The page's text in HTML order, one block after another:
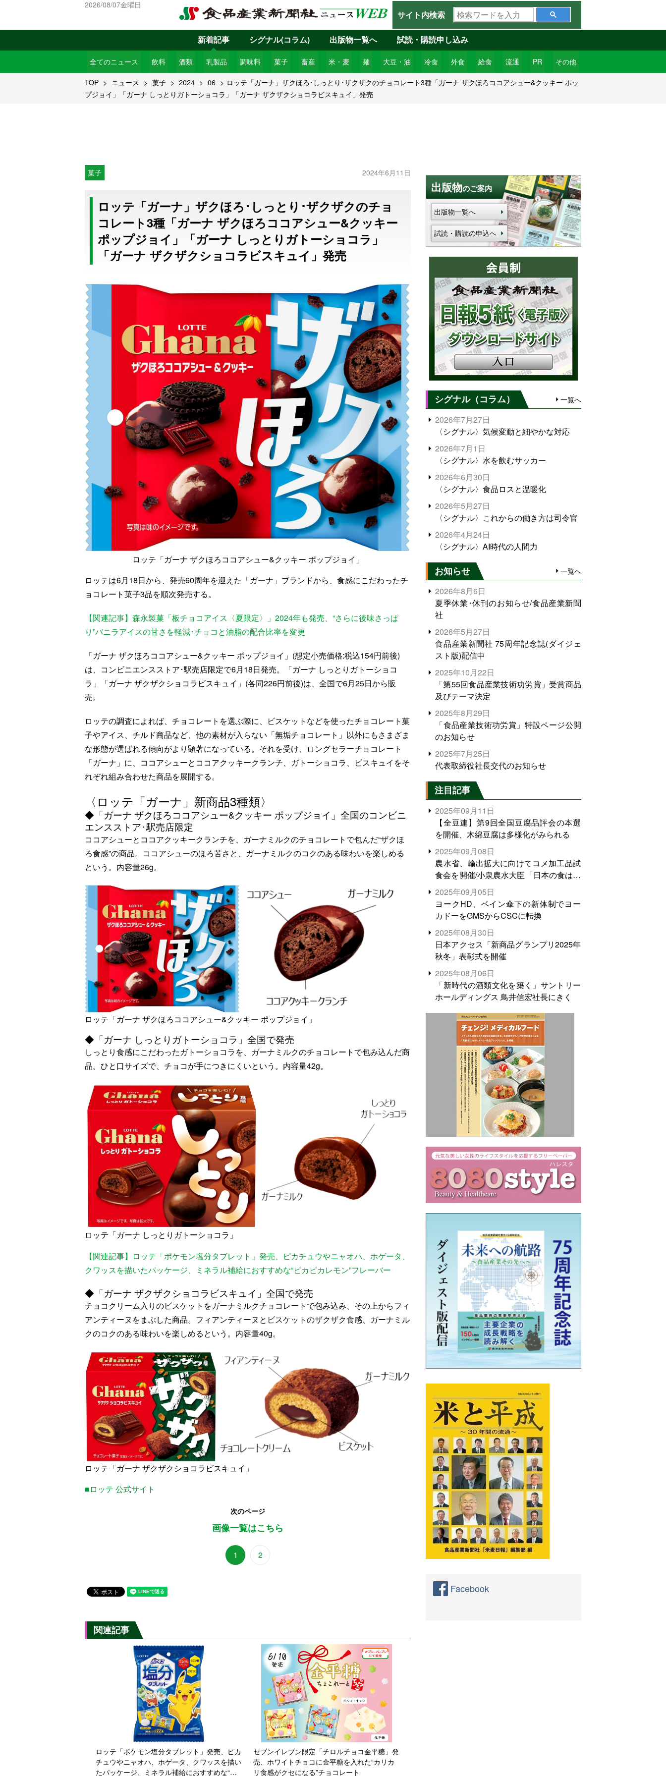
2026/08/07金曜日
サイト内検索
検
索
ワ
ー
ド
を
入
新着記事
全てのニュース 飲料 酒類 乳製品 調味料 菓子 畜産 米・麦 麺 大豆・油 冷食 外食 給食 流通 PR その他
シグナル(コラム) 出版物一覧へ 試読・購読申し込み
TOP ニュース 菓子 2024 06
ロッテ「ガーナ」ザクほろ･しっとり･ザクザクのチョコレート3種「ガーナ ザクほろココアシュー&クッキー ポッ
プジョイ」「ガーナ しっとりガトーショコラ」「ガーナ ザクザクショコラビスキュイ」発売
菓子 2024年6月11日
ロッテ「ガーナ」ザクほろ･しっとり･ザクザクのチョ
コレート3種「ガーナ ザクほろココアシュー&クッキー
ポップジョイ」「ガーナ しっとりガトーショコラ」
「ガーナ ザクザクショコラビスキュイ」発売
ロッテ「ガーナ ザクほろココアシュー&クッキー ポップジョイ」
ロッテは6月18日から、発売60周年を迎えた「ガーナ」ブランドから、食感にこだわったチ
ョコレート菓子3品を順次発売する。
【関連記事】森永製菓「板チョコアイス〈夏限定〉」2024年も発売、“さらに後味さっぱ
り”バニラアイスの甘さを軽減･チョコと油脂の配合比率を変更
「ガーナ ザクほろココアシュー&クッキー ポップジョイ」(想定小売価格:税込154円前後)
は、コンビニエンスストア･駅売店限定で6月18日発売。「ガーナ しっとりガトーショコ
ラ」「ガーナ ザクザクショコラビスキュイ」(各同226円前後)は、全国で6月25日から販
売。
ロッテの調査によれば、チョコレートを選ぶ際に、ビスケットなどを使ったチョコレート菓
子やアイス、チルド商品など、他の素材が入らない「無垢チョコレート」以外にもさまざま
な形態が選ばれる傾向がより顕著になっている。それを受け、ロングセラーチョコレート
「ガーナ」に、ココアシューとココアクッキークランチ、ガトーショコラ、ビスキュイをそ
れぞれ組み合わせた商品を展開する。
〈ロッテ「ガーナ」新商品3種類〉
◆「ガーナ ザクほろココアシュー&クッキー ポップジョイ」全国のコンビニ
エンスストア･駅売店限定
ココアシューとココアクッキークランチを、ガーナミルクのチョコレートで包んだ“ザクほ
ろ食感”の商品。ココアシューのほろ苦さと、ガーナミルクのコクのある味わいを楽しめる
という。内容量26g。
ロッテ「ガーナ ザクほろココアシュー&クッキー ポップジョイ」
◆「ガーナ しっとりガトーショコラ」全国で発売
しっとり食感にこだわったガトーショコラを、ガーナミルクのチョコレートで包み込んだ商
品。ひと口サイズで、チョコが手につきにくいという。内容量42g。
ロッテ「ガーナ しっとりガトーショコラ」
【関連記事】ロッテ「ポケモン塩分タブレット」発売、ピカチュウやニャオハ、ホゲータ、
クワッスを描いたパッケージ、ミネラル補給におすすめな“ピカピカレモン”フレーバー
◆「ガーナ ザクザクショコラビスキュイ」全国で発売
チョコクリーム入りのビスケットをガーナミルクチョコレートで包み込み、その上からフィ
アンティーヌをまぶした商品。フィアンティーヌとビスケットのザクザク食感、ガーナミル
クのコクのある味わいを楽しめるという。内容量40g。
ロッテ「ガーナ ザクザクショコラビスキュイ」
■ロッテ 公式サイト
次のページ
画像一覧はこちら
1 2
関連記事
ロッテ「ポケモン塩分タブレット」発売、ピカ
チュウやニャオハ、ホゲータ、クワッスを描い
たパッケージ、ミネラル補給におすすめな“ピ
セブンイレブン限定「チロルチョコ金平糖」発
売、ホワイトチョコに金平糖を入れた“カリカ
リ食感がクセになる”チョコレート
出版物のご案内
出版物一覧へ
試読・購読の申込へ
シグナル（コラム） 一覧へ
2026年7月27日
〈シグナル〉気候変動と細やかな対応
2026年7月1日
〈シグナル〉水を飲むサッカー
2026年6月30日
〈シグナル〉食品ロスと温暖化
2026年5月27日
〈シグナル〉これからの働き方は司令官
2026年4月24日
〈シグナル〉AI時代の人間力
お知らせ 一覧へ
2026年8月6日
夏季休業･休刊のお知らせ/食品産業新聞
社
2026年5月27日
食品産業新聞社 75周年記念誌(ダイジェ
スト版)配信中
2025年10月22日
「第55回食品産業技術功労賞」受賞商品
及びテーマ決定
2025年8月29日
「食品産業技術功労賞」特設ページ公開
のお知らせ
2025年7月25日
代表取締役社長交代のお知らせ
注目記事
2025年09月11日
【全豆連】第9回全国豆腐品評会の本選
を開催、木綿豆腐は多様化がみられる
2025年09月08日
農水省、輸出拡大に向けてコメ加工品試
食会を開催/小泉農水大臣「日本の食は世
界でトップをとれる。米増産に向けて、
米輸出需要の拡大を」
2025年09月05日
ヨークHD、ベイン傘下の新体制でヨー
カドーをGMSからCSCに転換
2025年08月30日
日本アクセス「新商品グランプリ2025年
秋冬」表彰式を開催
2025年08月06日
「新時代の酒類文化を築く」サントリー
ホールディングス 鳥井信宏社長にきく
Facebook